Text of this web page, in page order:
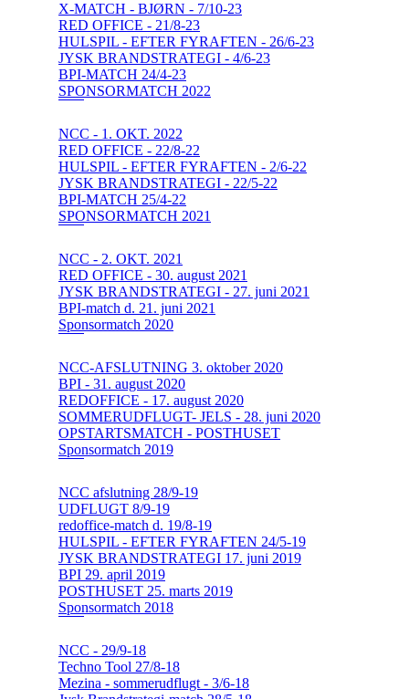
X-MATCH - BJØRN - 7/10-23
RED OFFICE - 21/8-23
HULSPIL - EFTER FYRAFTEN - 26/6-23
JYSK BRANDSTRATEGI - 4/6-23
BPI-MATCH 24/4-23
SPONSORMATCH 2022
NCC - 1. OKT. 2022
RED OFFICE - 22/8-22
HULSPIL - EFTER FYRAFTEN - 2/6-22
JYSK BRANDSTRATEGI - 22/5-22
BPI-MATCH 25/4-22
SPONSORMATCH 2021
NCC - 2. OKT. 2021
RED OFFICE - 30. august 2021
JYSK BRANDSTRATEGI - 27. juni 2021
BPI-match d. 21. juni 2021
Sponsormatch 2020
NCC-AFSLUTNING 3. oktober 2020
BPI - 31. august 2020
REDOFFICE - 17. august 2020
SOMMERUDFLUGT- JELS - 28. juni 2020
OPSTARTSMATCH - POSTHUSET
Sponsormatch 2019
NCC afslutning 28/9-19
UDFLUGT 8/9-19
redoffice-match d. 19/8-19
HULSPIL - EFTER FYRAFTEN 24/5-19
JYSK BRANDSTRATEGI 17. juni 2019
BPI 29. april 2019
POSTHUSET 25. marts 2019
Sponsormatch 2018
NCC - 29/9-18
Techno Tool 27/8-18
Mezina - sommerudflugt - 3/6-18